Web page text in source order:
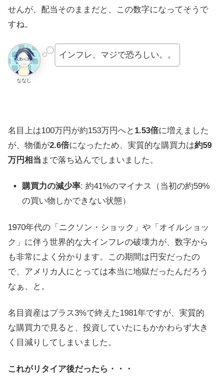
せんが、配当そのままだと、この数字になってそうで
すね。
ななし
インフレ、マジで恐ろしい。。
名目上は100万円が約153万円へと 1.53倍に増えました
が、物価が2.6倍になったため、実質的な購買力は約59
万円相当 まで落ち込んでしまいました。
購買力の減少率: 約41%のマイナス（当初の約59%
の買い物しかできない状態）
1970年代の「ニクソン・ショック」や「オイルショッ
ク」に伴う世界的な大インフレの破壊力が、数字から
も非常によく分かります。この期間は円安だったの
で、アメリカ人にとっては本当に地獄だったんだろう
なぁ、と。
名目資産はプラス3%で終えた1981年ですが、実質的
な購買力で見ると、投資していたにもかかわらず大き
く目減りしてしまいました。
これがリタイア後だったら・・・